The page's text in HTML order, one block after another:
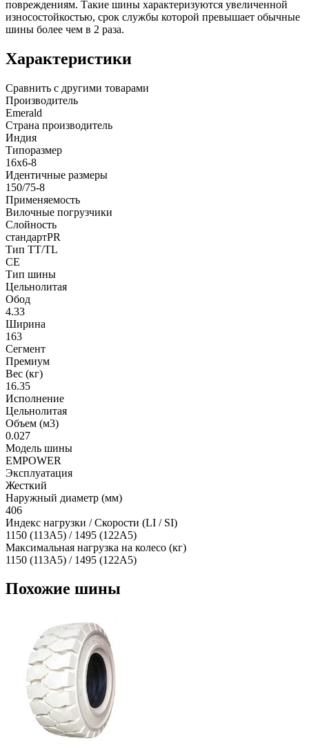
повреждениям. Такие шины характеризуются увеличенной
износостойкостью, срок службы которой превышает обычные
шины более чем в 2 раза.
Характеристики
Сравнить с другими товарами
Производитель
Emerald
Страна производитель
Индия
Типоразмер
16x6-8
Идентичные размеры
150/75-8
Применяемость
Вилочные погрузчики
Слойность
стандартPR
Тип TT/TL
CE
Тип шины
Цельнолитая
Обод
4.33
Ширина
163
Сегмент
Премиум
Вес (кг)
16.35
Исполнение
Цельнолитая
Объем (м3)
0.027
Модель шины
EMPOWER
Эксплуатация
Жесткий
Наружный диаметр (мм)
406
Индекс нагрузки / Скорости (LI / SI)
1150 (113A5) / 1495 (122A5)
Максимальная нагрузка на колесо (кг)
1150 (113A5) / 1495 (122A5)
Похожие шины